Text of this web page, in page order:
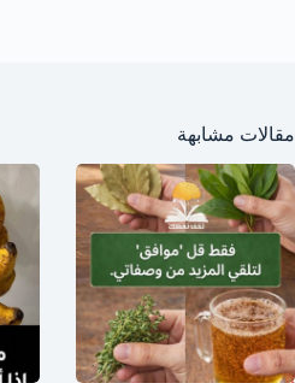
مقالات مشابهة